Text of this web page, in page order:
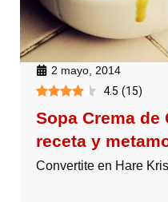
2 mayo, 2014
4.5 (15)
Sopa Crema de
receta y
Convertite en Hare